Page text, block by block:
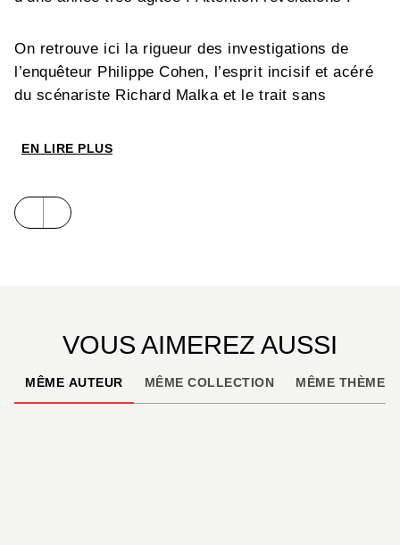
On retrouve ici la rigueur des investigations de
l’enquêteur Philippe Cohen, l’esprit incisif et acéré
du scénariste Richard Malka et le trait sans
EN LIRE PLUS
VOUS AIMEREZ AUSSI
MÊME AUTEUR MÊME COLLECTION MÊME THÈME